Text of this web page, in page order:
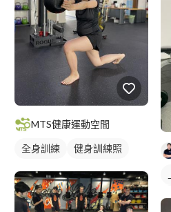
MTS健康運動空間
全身訓練 健身訓練照